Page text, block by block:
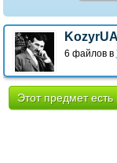
KozyrUA
6 файлов в
Этот предмет есть